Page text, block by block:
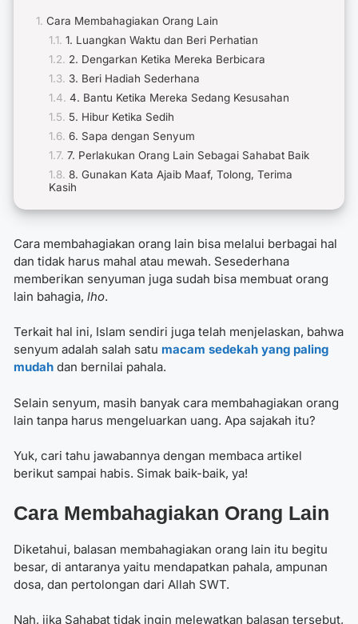
Cara Membahagiakan Orang Lain
1. Luangkan Waktu dan Beri Perhatian
2. Dengarkan Ketika Mereka Berbicara
3. Beri Hadiah Sederhana
4. Bantu Ketika Mereka Sedang Kesusahan
5. Hibur Ketika Sedih
6. Sapa dengan Senyum
7. Perlakukan Orang Lain Sebagai Sahabat Baik
8. Gunakan Kata Ajaib Maaf, Tolong, Terima
Kasih
Cara membahagiakan orang lain bisa melalui berbagai hal
dan tidak harus mahal atau mewah. Sesederhana
memberikan senyuman juga sudah bisa membuat orang
lain bahagia, lho.
Terkait hal ini, Islam sendiri juga telah menjelaskan, bahwa
senyum adalah salah satu macam sedekah yang paling
mudah dan bernilai pahala.
Selain senyum, masih banyak cara membahagiakan orang
lain tanpa harus mengeluarkan uang. Apa sajakah itu?
Yuk, cari tahu jawabannya dengan membaca artikel
berikut sampai habis. Simak baik-baik, ya!
Cara Membahagiakan Orang Lain
Diketahui, balasan membahagiakan orang lain itu begitu
besar, di antaranya yaitu mendapatkan pahala, ampunan
dosa, dan pertolongan dari Allah SWT.
Nah, jika Sahabat tidak ingin melewatkan balasan tersebut,